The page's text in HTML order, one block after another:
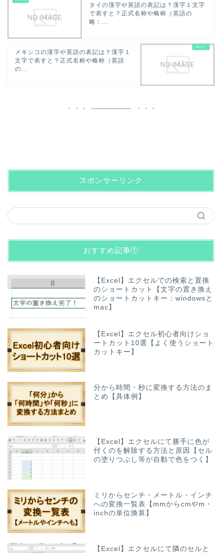
タイの漢字や英語の表記は？漢字１文字
で表すと？正式名称や略称（英語の
略：...
メキシコの漢字や英語の表記は？漢字１
文字で表すと？正式名称や略称（英語
の...
スポンサーリンク
おすすめ記事①
【Excel】エクセルでの検索と置換
のショートカット【文字の置き換え
のショートカットキー：windowsと
mac】
【Excel】エクセル初心者向けショ
ートカット10選【よく使うショート
カットキー】
分から時間・秒に変換する方法のま
とめ【具体例】
【Excel】エクセルにて勝手に色が
付くのを解除する方法と原因【セル
の塗りつぶし等が自動で色をつく】
ミリからセンチ・メートル・インチ
への変換一覧表【mmからcmやm・
inchの単位換算】
【Excel】エクセルにて隣のセルと